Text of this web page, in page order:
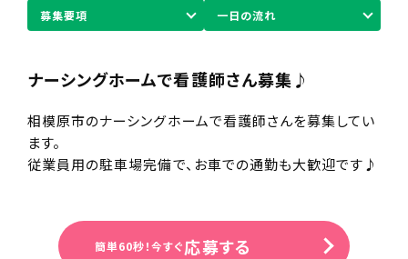
募集要項 一日の流れ
ナーシングホームで看護師さん募集♪
相模原市のナーシングホームで看護師さんを募集してい
ます。
従業員用の駐車場完備で、お車での通勤も大歓迎です♪
簡単60秒！今すぐ応募する